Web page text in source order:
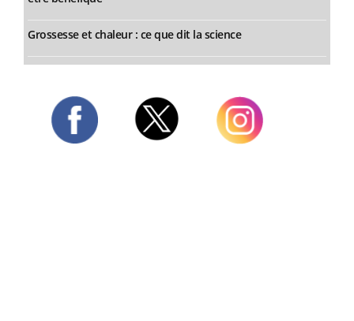
Grossesse et chaleur : ce que dit la science